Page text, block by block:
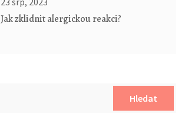
Jak zklidnit alergickou reakci?
Hledat